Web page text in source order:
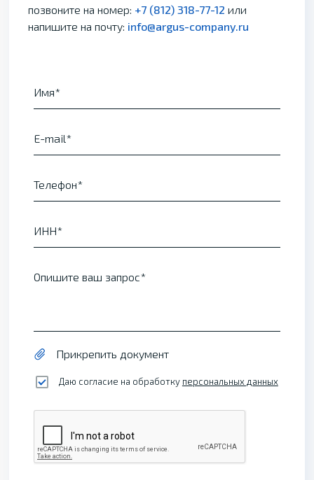
позвоните на номер: +7 (812) 318-77-12 или
напишите на почту: info@argus-company.ru
Имя
E-mail
Телефон
ИНН
Опишите ваш запрос
Прикрепить документ
Даю согласие на обработку персональных данных